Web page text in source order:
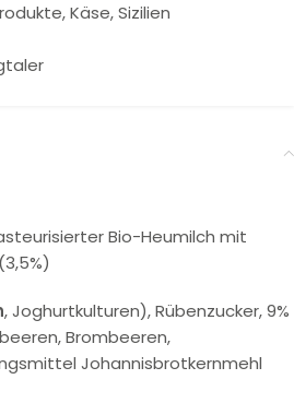
Käse,Sizilien
Bio-Heumilch mit
, Joghurtkulturen), Rübenzucker, 9%
Brombeeren,
Johannisbrotkernmehl